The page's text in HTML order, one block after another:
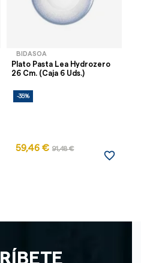
BIDASOA
Plato Pasta Lea Hydrozero
26 Cm. (Caja 6 Uds.)
-35%
59,46 € 91,48 €
favorite_border